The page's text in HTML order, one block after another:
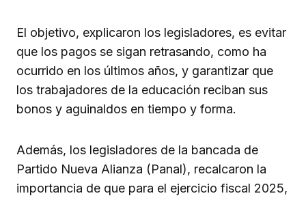
El objetivo, explicaron los legisladores, es evitar
que los pagos se sigan retrasando, como ha
ocurrido en los últimos años, y garantizar que
los trabajadores de la educación reciban sus
bonos y aguinaldos en tiempo y forma.
Además, los legisladores de la bancada de
Partido Nueva Alianza (Panal), recalcaron la
importancia de que para el ejercicio fiscal 2025,